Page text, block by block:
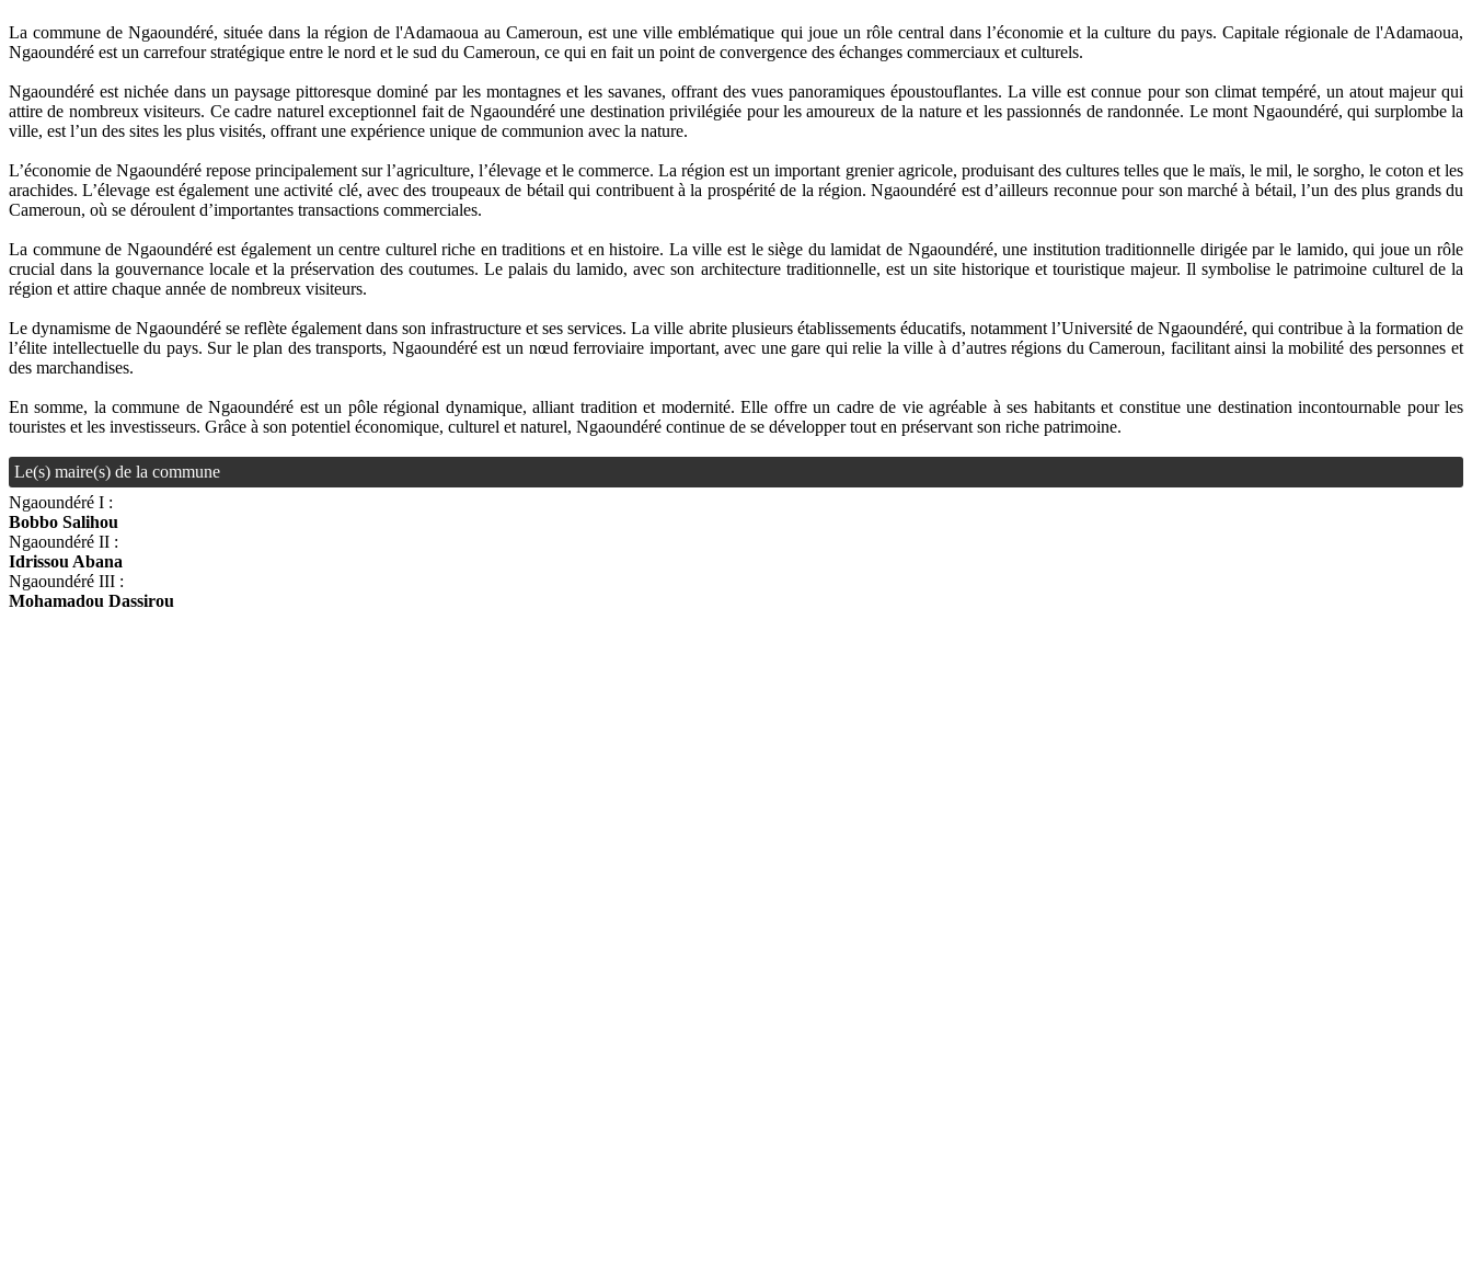
La commune de Ngaoundéré, située dans la région de l'Adamaoua au Cameroun, est une ville emblématique qui joue un rôle central dans l’économie et la culture du pays. Capitale régionale de l'Adamaoua,
Ngaoundéré est un carrefour stratégique entre le nord et le sud du Cameroun, ce qui en fait un point de convergence des échanges commerciaux et culturels.
Ngaoundéré est nichée dans un paysage pittoresque dominé par les montagnes et les savanes, offrant des vues panoramiques époustouflantes. La ville est connue pour son climat tempéré, un atout majeur qui
attire de nombreux visiteurs. Ce cadre naturel exceptionnel fait de Ngaoundéré une destination privilégiée pour les amoureux de la nature et les passionnés de randonnée. Le mont Ngaoundéré, qui surplombe la
ville, est l’un des sites les plus visités, offrant une expérience unique de communion avec la nature.
L’économie de Ngaoundéré repose principalement sur l’agriculture, l’élevage et le commerce. La région est un important grenier agricole, produisant des cultures telles que le maïs, le mil, le sorgho, le coton et les
arachides. L’élevage est également une activité clé, avec des troupeaux de bétail qui contribuent à la prospérité de la région. Ngaoundéré est d’ailleurs reconnue pour son marché à bétail, l’un des plus grands du
Cameroun, où se déroulent d’importantes transactions commerciales.
La commune de Ngaoundéré est également un centre culturel riche en traditions et en histoire. La ville est le siège du lamidat de Ngaoundéré, une institution traditionnelle dirigée par le lamido, qui joue un rôle
crucial dans la gouvernance locale et la préservation des coutumes. Le palais du lamido, avec son architecture traditionnelle, est un site historique et touristique majeur. Il symbolise le patrimoine culturel de la
région et attire chaque année de nombreux visiteurs.
Le dynamisme de Ngaoundéré se reflète également dans son infrastructure et ses services. La ville abrite plusieurs établissements éducatifs, notamment l’Université de Ngaoundéré, qui contribue à la formation de
l’élite intellectuelle du pays. Sur le plan des transports, Ngaoundéré est un nœud ferroviaire important, avec une gare qui relie la ville à d’autres régions du Cameroun, facilitant ainsi la mobilité des personnes et
des marchandises.
En somme, la commune de Ngaoundéré est un pôle régional dynamique, alliant tradition et modernité. Elle offre un cadre de vie agréable à ses habitants et constitue une destination incontournable pour les
touristes et les investisseurs. Grâce à son potentiel économique, culturel et naturel, Ngaoundéré continue de se développer tout en préservant son riche patrimoine.
Le(s) maire(s) de la commune
Ngaoundéré I :
Bobbo Salihou
Ngaoundéré II :
Idrissou Abana
Ngaoundéré III :
Mohamadou Dassirou